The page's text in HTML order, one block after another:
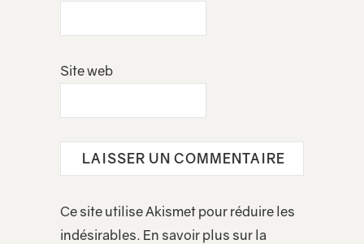
Site web
Ce site utilise Akismet pour réduire les
indésirables. En savoir plus sur la